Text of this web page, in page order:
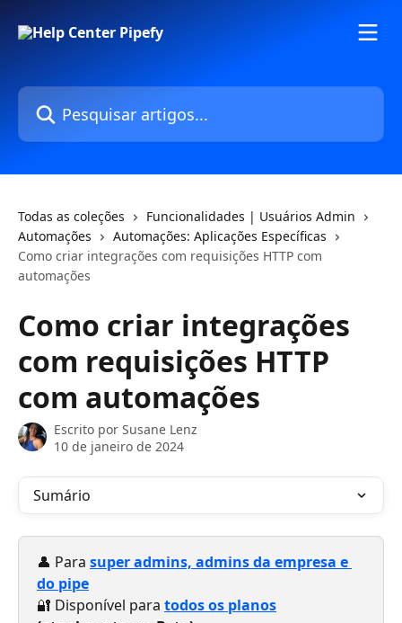
Pesquisar artigos...
Todas as coleções
Funcionalidades | Usuários Admin
Automações
Automações: Aplicações Específicas
Como criar integrações com requisições HTTP com
automações
Como criar integrações
com requisições HTTP
com automações
Escrito por Susane Lenz
10 de janeiro de 2024
Sumário
👤 Para super admins, admins da empresa e
do pipe
🔐 Disponível para todos os planos